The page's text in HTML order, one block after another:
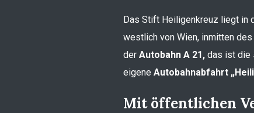
Das Stift Heiligenkreuz liegt in
westlich von Wien, inmitten
der Autobahn A 21, das ist die
eigene Autobahnabfahrt
Mit öffentlichen